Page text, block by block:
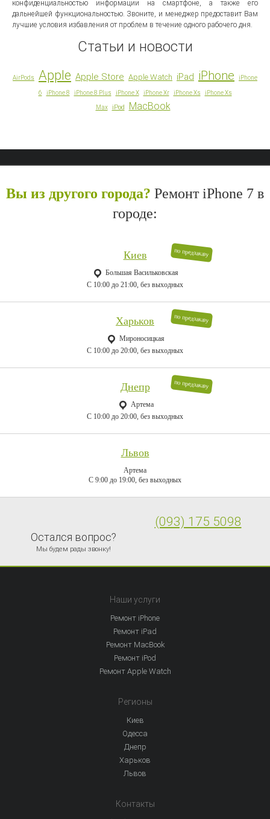
конфиденциальностью информации на смартфоне, а также его
дальнейшей функциональностью. Звоните, и менеджер предоставит Вам
лучшие условия избавления от проблем в течение одного рабочего дня.
Статьи и новости
AirPods Apple Apple Store Apple Watch iPad iPhone
iPhone
6
iPhone 8 iPhone 8 Plus iPhone X iPhone Xr iPhone Xs
iPhone Xs
Max
iPod MacBook
Вы из другого города? Ремонт iPhone 7 в
городе:
по предзаказу
Киев
Большая Васильковская
C 10:00 до 21:00, без выходных
по предзаказу
Харьков
Мироносицкая
C 10:00 до 20:00, без выходных
по предзаказу
Днепр
Артема
C 10:00 до 20:00, без выходных
Львов
Артема
C 9:00 до 19:00, без выходных
Остался вопрос?
Мы будем рады звонку!
(093) 175 5098
Наши услуги
Ремонт iPhone
Ремонт iPad
Ремонт MacBook
Ремонт iPod
Ремонт Apple Watch
Регионы
Киев
Одесса
Днепр
Харьков
Львов
Контакты